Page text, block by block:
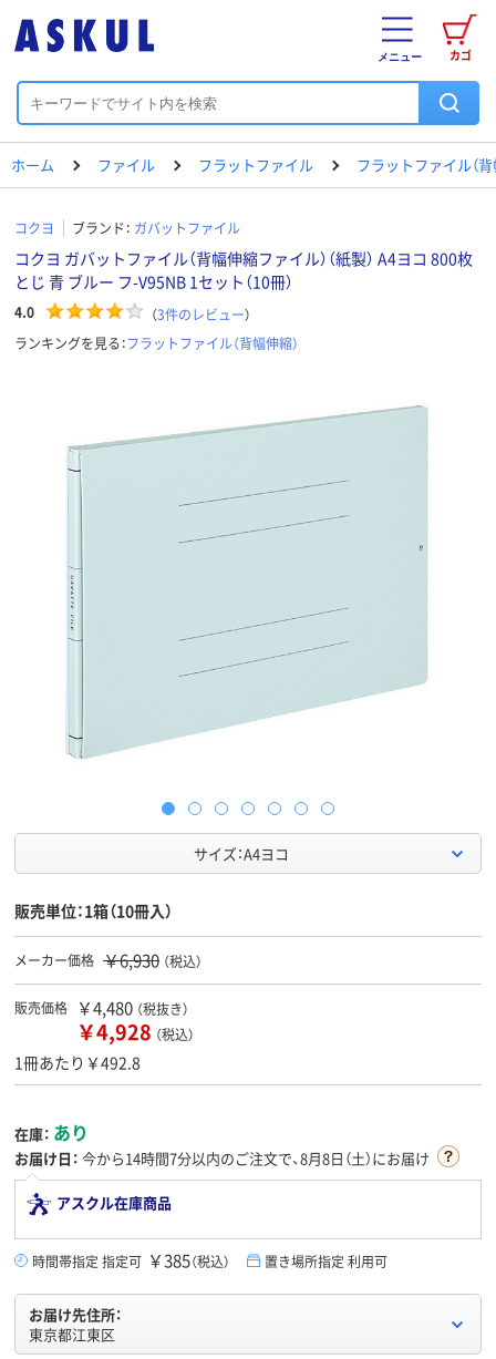
カゴ
メニュー
ホーム ファイル フラットファイル フラットファイル（背
コクヨ ブランド： ガバットファイル
コクヨ ガバットファイル（背幅伸縮ファイル）（紙製） A4ヨコ 800枚
とじ 青 ブルー フ-V95NB 1セット（10冊）
4.0 （3件のレビュー）
ランキングを見る：フラットファイル（背幅伸縮）
サイズ：A4ヨコ
販売単位：1箱（10冊入）
メーカー価格 ￥6,930 （税込）
販売価格 ￥4,480 （税抜き）
￥4,928 （税込）
1冊あたり￥492.8
在庫： あり
お届け日： 今から14時間7分以内のご注文で、8月8日（土）にお届け
アスクル在庫商品
時間帯指定 指定可 ￥385（税込） 置き場所指定 利用可
お届け先住所：
東京都江東区